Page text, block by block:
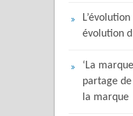
évolution
‘La
partage
la marque